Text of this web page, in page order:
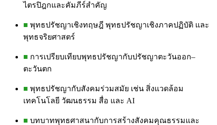
ไตรปิฎกและคัมภีร์สำคัญ
■ พุทธปรัชญาเชิงทฤษฎี พุทธปรัชญาเชิงภาคปฏิบัติ และ
พุทธจริยศาสตร์
■ การเปรียบเทียบพุทธปรัชญากับปรัชญาตะวันออก–
ตะวันตก
■ พุทธปรัชญากับสังคมร่วมสมัย เช่น สิ่งแวดล้อม
เทคโนโลยี วัฒนธรรม สื่อ และ AI
■ บทบาทพุทธศาสนากับการสร้างสังคมคุณธรรมและ